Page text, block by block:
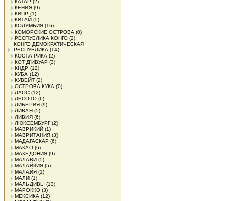
КАТАР (2)
КЕНИЯ (9)
КИПР (1)
КИТАЙ (5)
КОЛУМБИЯ (16)
КОМОРСКИЕ ОСТРОВА (0)
РЕСПУБЛИКА КОНГО (2)
КОНГО ДЕМОКРАТИЧЕСКАЯ
РЕСПУБЛИКА (14)
КОСТА-РИКА (2)
КОТ Д'ИВУАР (3)
КНДР (12)
КУБА (12)
КУВЕЙТ (2)
ОСТРОВА КУКА (0)
ЛАОС (12)
ЛЕСОТО (6)
ЛИБЕРИЯ (9)
ЛИВАН (5)
ЛИВИЯ (6)
ЛЮКСЕМБУРГ(2)
МАВРИКИЙ (1)
МАВРИТАНИЯ (3)
МАДАГАСКАР (6)
МАКАО (6)
МАКЕДОНИЯ (9)
МАЛАВИ (5)
МАЛАЙЗИЯ (5)
МАЛАЙЯ (1)
МАЛИ (1)
МАЛЬДИВЫ (13)
МАРОККО (3)
МЕКСИКА (12)